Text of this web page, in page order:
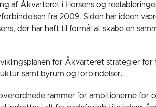
af Åkvarteret i Horsens og
fra 2009. Siden har ideen
der har haft til formål at skabe en
for Åkvarteret strategier
samt byrum og forbindelser.
rammer for ambitionerne for